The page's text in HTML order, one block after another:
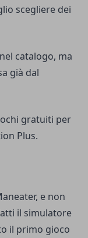
scegliere dei
catalogo, ma
già dal
gratuiti per
Plus.
, e non
il simulatore
il primo gioco